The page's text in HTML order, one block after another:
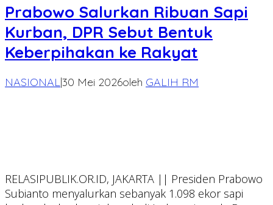
Prabowo Salurkan Ribuan Sapi
Kurban, DPR Sebut Bentuk
Keberpihakan ke Rakyat
NASIONAL|30 Mei 2026oleh GALIH RM
RELASIPUBLIK.OR.ID, JAKARTA || Presiden Prabowo
Subianto menyalurkan sebanyak 1.098 ekor sapi